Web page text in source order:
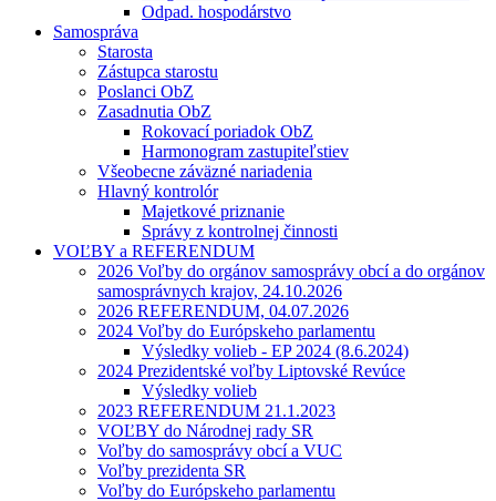
Odpad. hospodárstvo
Samospráva
Starosta
Zástupca starostu
Poslanci ObZ
Zasadnutia ObZ
Rokovací poriadok ObZ
Harmonogram zastupiteľstiev
Všeobecne záväzné nariadenia
Hlavný kontrolór
Majetkové priznanie
Správy z kontrolnej činnosti
VOĽBY a REFERENDUM
2026 Voľby do orgánov samosprávy obcí a do orgánov
samosprávnych krajov, 24.10.2026
2026 REFERENDUM, 04.07.2026
2024 Voľby do Európskeho parlamentu
Výsledky volieb - EP 2024 (8.6.2024)
2024 Prezidentské voľby Liptovské Revúce
Výsledky volieb
2023 REFERENDUM 21.1.2023
VOĽBY do Národnej rady SR
Voľby do samosprávy obcí a VUC
Voľby prezidenta SR
Voľby do Európskeho parlamentu